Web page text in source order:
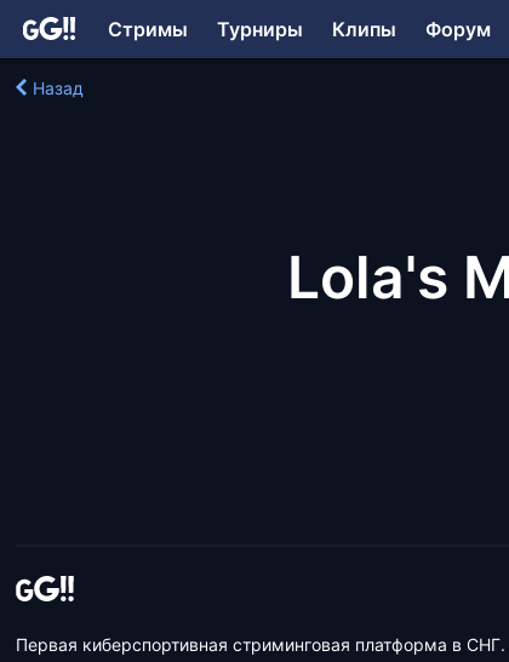
Стримы Турниры Клипы Форум
Назад
Lola's
Первая киберспортивная стриминговая платформа в СНГ.